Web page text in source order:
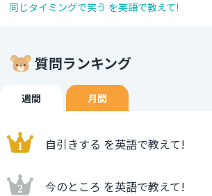
同じタイミングで笑う を英語で教えて!
質問ランキング
週間 月間
自引きする を英語で教えて!
今のところ を英語で教えて!